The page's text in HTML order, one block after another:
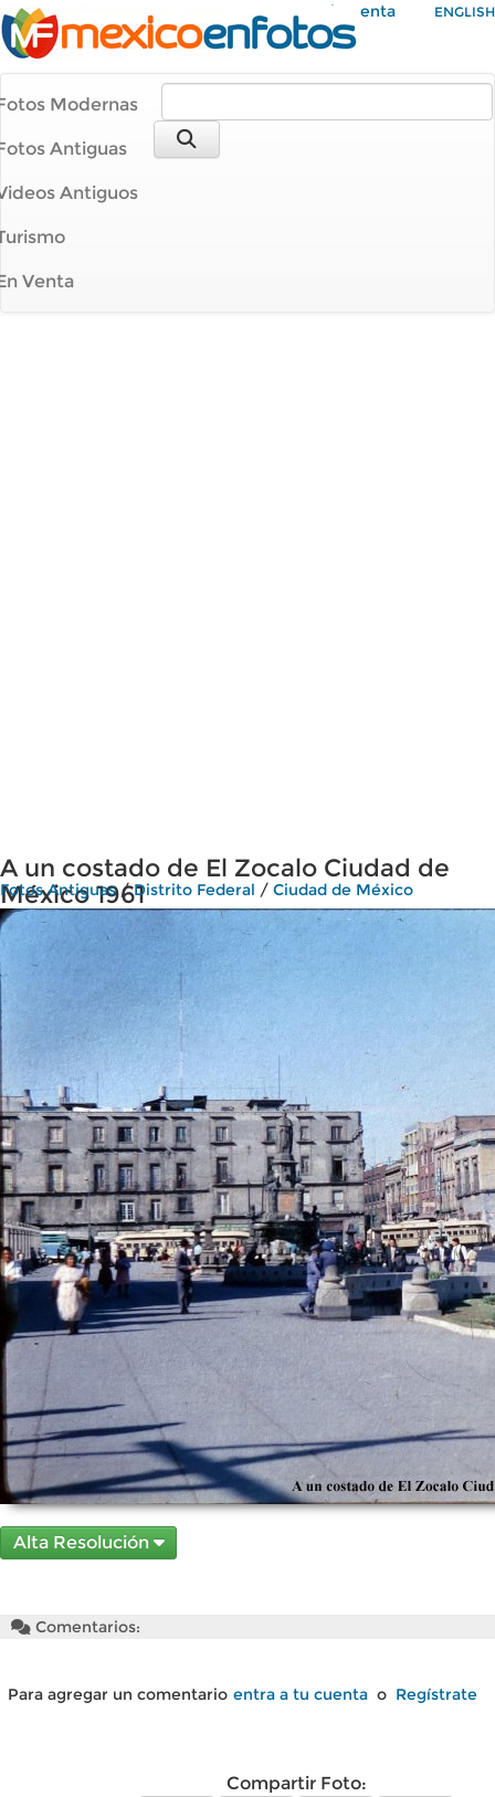
Mi Cuenta ENGLISH
Modernas
Antiguas
Antiguos
Venta
A un costado de El Zocalo Ciudad de
México 1961
Fotos Antiguas/Distrito Federal / Ciudad de México
Alta Resolución
Comentarios:
Para agregar un comentario entra a tu cuenta o Regístrate
Compartir Foto: